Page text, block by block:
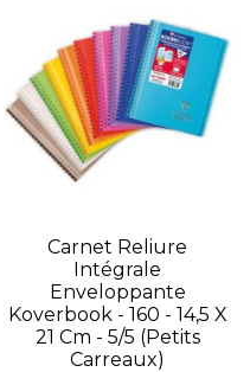
Carnet Reliure
Intégrale
Enveloppante
Koverbook - 160 - 14,5 X
21 Cm - 5/5 (petits
Carreaux)